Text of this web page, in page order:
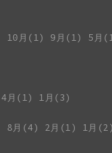
10月(1) 9月(1) 5月
4月(1)
1月(3)
8月(4) 2月(1)
1月(2)